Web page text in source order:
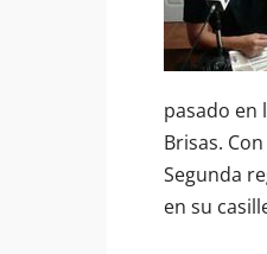
pasado en
Brisas.
Segunda
en su